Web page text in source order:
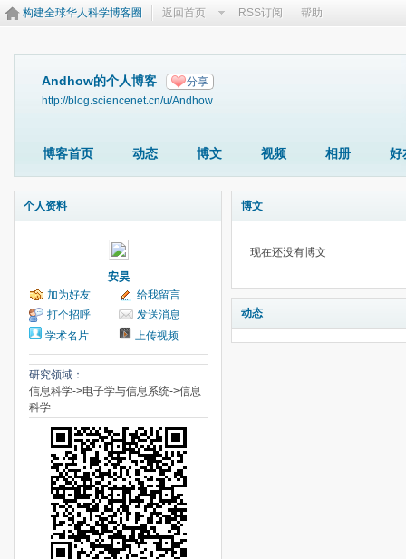
构建全球华人科学博客圈 返回首页 RSS订阅 帮助
Andhow的个人博客 分享
http://blog.sciencenet.cn/u/Andhow
博客首页 动态 博文 视频 相册 好
个人资料
安昊
加为好友
给我留言
打个招呼
发送消息
学术名片
上传视频
研究领域：
信息科学->电子学与信息系统->信息
科学
博文
现在还没有博文
动态